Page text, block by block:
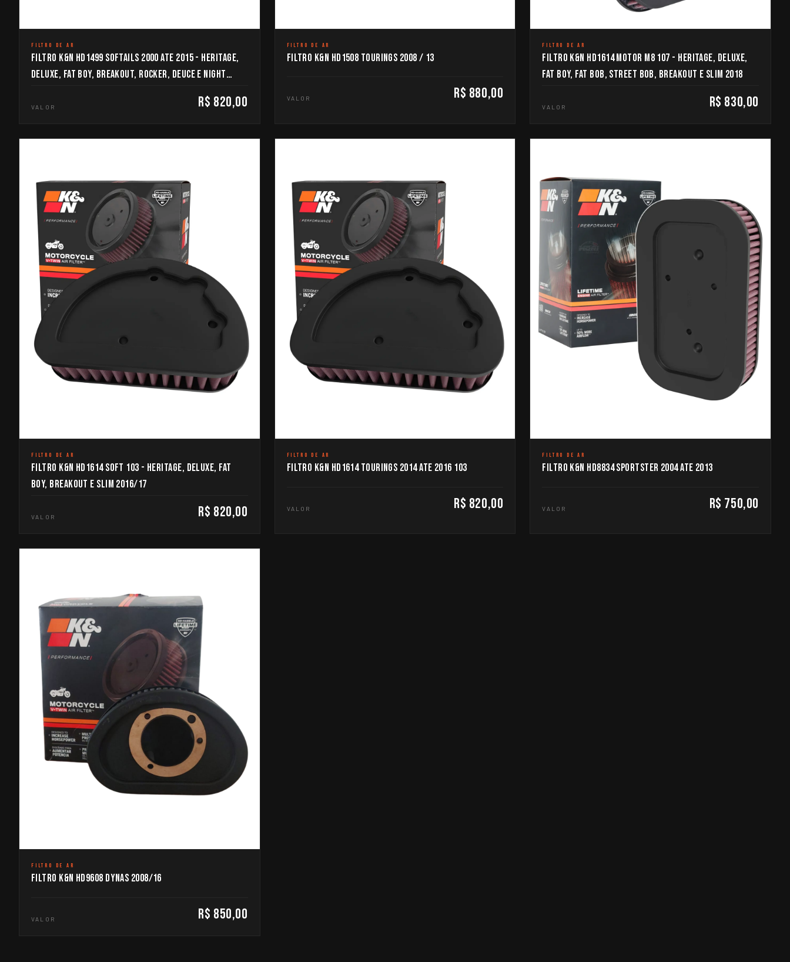
FILTRO DE AR
FILTRO K&N HD1499 SOFTAILS 2000 ATE 2015 - HERITAGE,
DELUXE, FAT BOY, BREAKOUT, ROCKER, DEUCE E NIGHT
VALOR R$ 820,00
FILTRO DE AR
FILTRO K&N HD1508 TOURINGS 2008 / 13
VALOR R$ 880,00
FILTRO DE AR
FILTRO K&N HD1614 MOTOR M8 107 - HERITAGE, DELUXE,
FAT BOY, FAT BOB, STREET BOB, BREAKOUT E SLIM 2018
VALOR R$ 830,00
FILTRO DE AR
FILTRO K&N HD1614 SOFT 103 - HERITAGE, DELUXE, FAT
BOY, BREAKOUT E SLIM 2016/17
VALOR R$ 820,00
FILTRO DE AR
FILTRO K&N HD1614 TOURINGS 2014 ATE 2016 103
VALOR R$ 820,00
FILTRO DE AR
FILTRO K&N HD8834 SPORTSTER 2004 ATE 2013
VALOR R$ 750,00
FILTRO DE AR
FILTRO K&N HD9608 DYNAS 2008/16
VALOR R$ 850,00